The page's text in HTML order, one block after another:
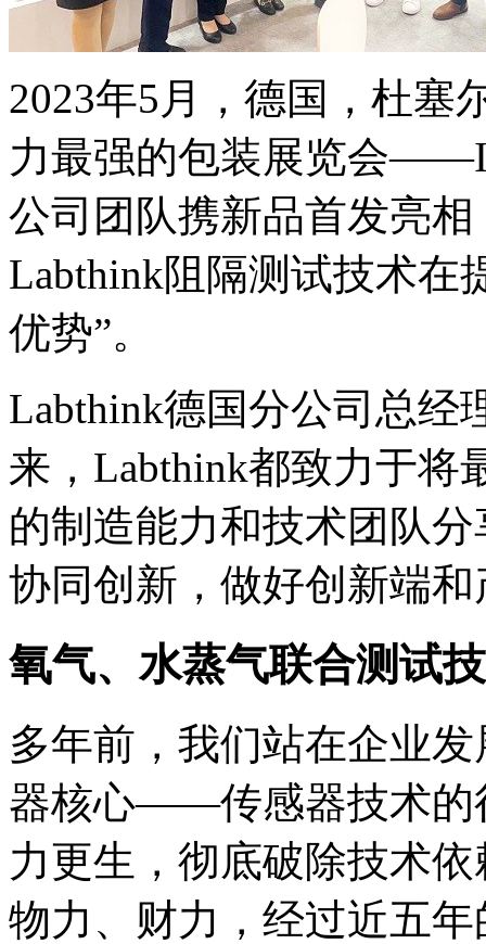
2023年5月，德国，杜塞
力最强的包装展览会
公司团队携新品首发亮
Labthink阻隔测试技术在
优势”。
Labthink德国分公司总经
来，Labthink都致力于将
的制造能力和技术团队
协同创新，做好创新端和
氧气、水蒸气联合测试
多年前，我们站在企业
器核心——传感器技术的
力更生，彻底破除技术
物力、财力，经过近五